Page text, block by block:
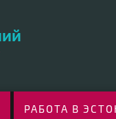
РАБОТА В